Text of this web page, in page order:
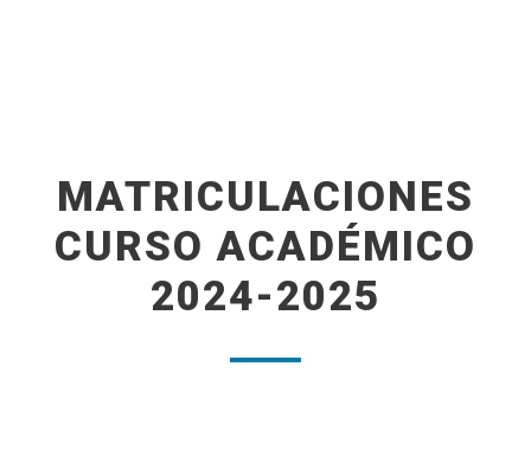
MATRICULACIONES
CURSO ACADÉMICO
2024-2025